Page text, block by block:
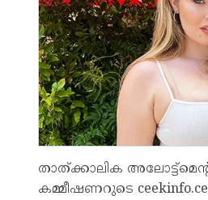
താത്ക്കാലിക
കമ്മീഷണറുടെ